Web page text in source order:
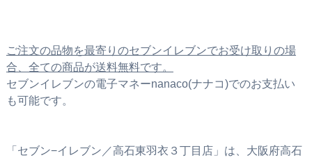
ご注文の品物を最寄りのセブンイレブンでお受け取りの場
合、全ての商品が送料無料です。
セブンイレブンの電子マネーnanaco(ナナコ)でのお支払い
も可能です。
「セブン−イレブン／高石東羽衣３丁目店」は、大阪府高石